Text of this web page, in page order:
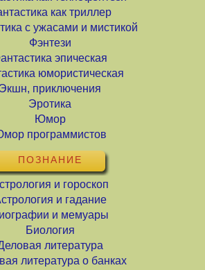
как триллер
с ужасами и мистикой
Фэнтези
эпическая
юмористическая
Экшн, приключения
Эротика
Юмор
программистов
ПОЗНАНИЕ
и гороскоп
и гадание
и мемуары
Биология
литература
литература о банках